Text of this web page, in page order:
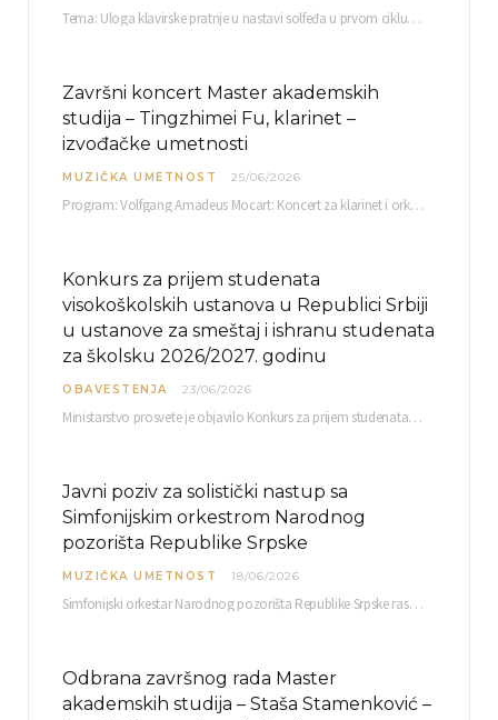
Tema: Uloga klavirske pratnje u nastavi solfeđa u prvom ciklusu osnovne muzičke škole Mentor…
Završni koncert Master akademskih
studija – Tingzhimei Fu, klarinet –
izvođačke umetnosti
MUZIČKA UMETNOST 25/06/2026
Program: Volfgang Amadeus Mocart: Koncert za klarinet i orkestar, A-dur Mentor Miloš Mijatović, redovni profesor…
Konkurs za prijem studenata
visokoškolskih ustanova u Republici Srbiji
u ustanove za smeštaj i ishranu studenata
za školsku 2026/2027. godinu
OBAVESTENJA 23/06/2026
Ministarstvo prosvete je objavilo Konkurs za prijem studenata visokoškolskih ustanova u Republici Srbiji u ustanove…
Javni poziv za solistički nastup sa
Simfonijskim orkestrom Narodnog
pozorišta Republike Srpske
MUZIČKA UMETNOST 18/06/2026
Simfonijski orkestar Narodnog pozorišta Republike Srpske raspisuje javni poziv za učešće u projektu „CRESCENDO: Nova…
Odbrana završnog rada Master
akademskih studija – Staša Stamenković –